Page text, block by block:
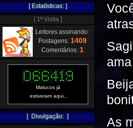
As
[ Estatísticas: ]
[ 1ª Visita ]
Leitores assinando:
Postagens: 1409
Comentários: 1
Malucos já
estiveram aqui...
[ Divulgação: ]